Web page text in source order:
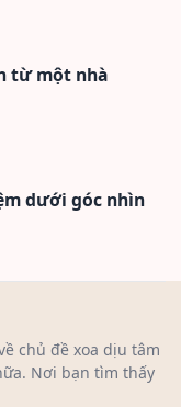
từ một nhà
dưới góc nhìn
chủ đề xoa dịu tâm
Nơi bạn tìm thấy